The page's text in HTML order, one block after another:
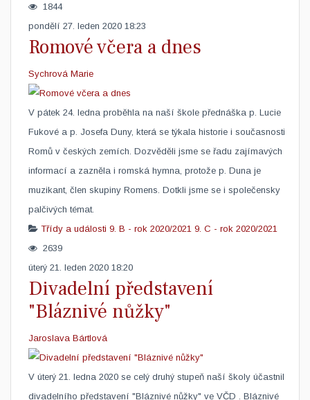
1844
pondělí 27. leden 2020 18:23
Romové včera a dnes
Sychrová Marie
​V pátek 24. ledna proběhla na naší škole přednáška p. Lucie
Fukové a p. Josefa Duny, která se týkala historie i současnosti
Romů v českých zemích. Dozvěděli jsme se řadu zajímavých
informací a zazněla i romská hymna, protože p. Duna je
muzikant, člen skupiny Romens. Dotkli jsme se i společensky
palčivých témat.
Třídy a události 9. B - rok 2020/2021 9. C - rok 2020/2021
2639
úterý 21. leden 2020 18:20
Divadelní představení
"Bláznivé nůžky"
Jaroslava Bártlová
​V úterý 21. ledna 2020 se celý druhý stupeň naší školy účastnil
divadelního představení "Bláznivé nůžky" ve VČD . Bláznivé